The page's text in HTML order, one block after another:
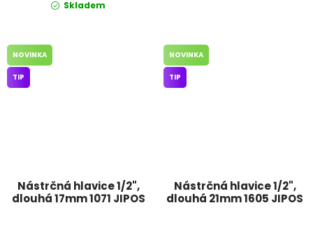
Skladem
Nástrčná hlavice 1/2",
dlouhá 17mm 1071 JIPOS
NOVINKA
TIP
Nástrčná hlavice 1/2",
dlouhá 21mm 1605 JIPOS
NOVINKA
TIP